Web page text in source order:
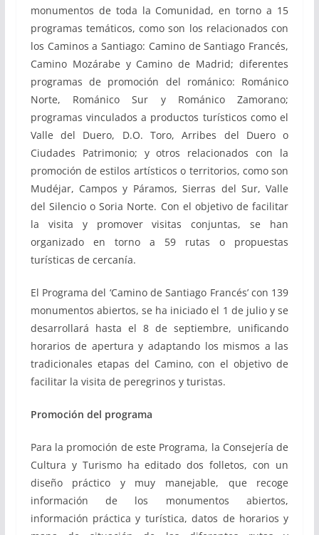
monumentos de toda la Comunidad, en torno a 15
programas temáticos, como son los relacionados con
los Caminos a Santiago: Camino de Santiago Francés,
Camino Mozárabe y Camino de Madrid; diferentes
programas de promoción del románico: Románico
Norte, Románico Sur y Románico Zamorano;
programas vinculados a productos turísticos como el
Valle del Duero, D.O. Toro, Arribes del Duero o
Ciudades Patrimonio; y otros relacionados con la
promoción de estilos artísticos o territorios, como son
Mudéjar, Campos y Páramos, Sierras del Sur, Valle
del Silencio o Soria Norte. Con el objetivo de facilitar
la visita y promover visitas conjuntas, se han
organizado en torno a 59 rutas o propuestas
turísticas de cercanía.
El Programa del ‘Camino de Santiago Francés’ con 139
monumentos abiertos, se ha iniciado el 1 de julio y se
desarrollará hasta el 8 de septiembre, unificando
horarios de apertura y adaptando los mismos a las
tradicionales etapas del Camino, con el objetivo de
facilitar la visita de peregrinos y turistas.
Promoción del programa
Para la promoción de este Programa, la Consejería de
Cultura y Turismo ha editado dos folletos, con un
diseño práctico y muy manejable, que recoge
información de los monumentos abiertos,
información práctica y turística, datos de horarios y